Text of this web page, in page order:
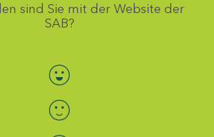
sind Sie mit der Website der
SAB?
Bewertung auswählen